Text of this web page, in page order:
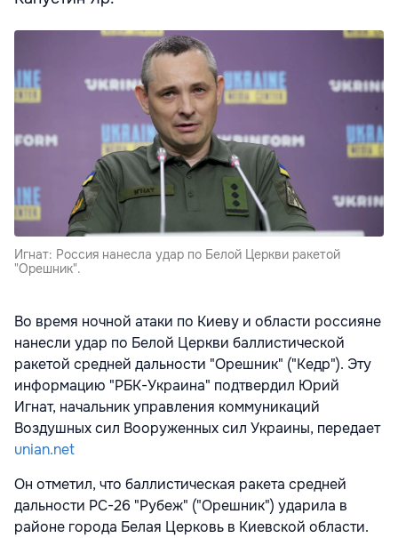
Игнат: Россия нанесла удар по Белой Церкви ракетой
"Орешник".
Во время ночной атаки по Киеву и области россияне
нанесли удар по Белой Церкви баллистической
ракетой средней дальности "Орешник" ("Кедр"). Эту
информацию "РБК-Украина" подтвердил Юрий
Игнат, начальник управления коммуникаций
Воздушных сил Вооруженных сил Украины, передает
unian.net
Он отметил, что баллистическая ракета средней
дальности РС-26 "Рубеж" ("Орешник") ударила в
районе города Белая Церковь в Киевской области.